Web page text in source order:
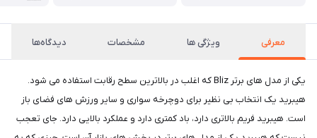
معرفی ویژگی ها مشخصات دیدگاه‌ها
یکی از مدل های برتر Bliz که اغلب در بالاترین سطح رقابت استفاده می شود.
هیبرید یک انتخاب بی نظیر برای دوچرخه سواری و سایر ورزش های فضای باز
است. هیبرید فریم بالاتری دارد، باد کمتری دارد و عملکرد بالایی دارد. جای تعجب